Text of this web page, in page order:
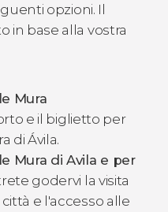
opzioni. Il
in base alla vostra
Mura
e il biglietto per
di Ávila.
Mura di Avila e per
godervi la visita
e l'accesso alle